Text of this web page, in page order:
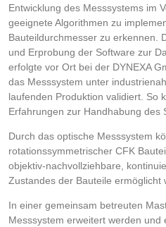
Entwicklung des Messsystems im
geeignete Algorithmen zu
Bauteildurchmesser zu erkennen.
und Erprobung der Software zur
erfolgte vor Ort bei der DYNEXA
das Messsystem unter
laufenden Produktion validiert. So
Erfahrungen zur Handhabung des
Durch das optische Messsystem
rotationssymmetrischer CFK
objektiv-nachvollziehbare,
Zustandes der Bauteile ermöglicht
In einer gemeinsam betreuten
Messsystem erweitert werden und